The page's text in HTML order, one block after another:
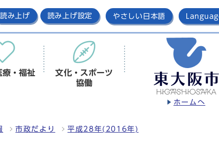
読み上げ 読み上げ設定 やさしい日本語
ホームへ
療・福祉
文化・スポーツ
協働
市政だより 平成28年(2016年)